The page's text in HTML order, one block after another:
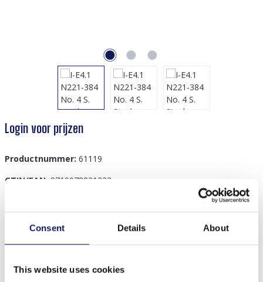
Consent Details About
This website uses cookies
Login voor prijzen
Productnummer: 61119
GTIN/EAN: 8719978831333
Beschrijving
I-E4.1 N221-384 No. 4 S. Steel Necklace Faceted